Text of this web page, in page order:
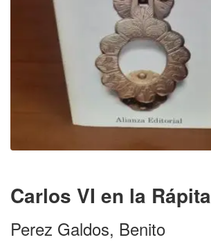
Carlos VI en la Rápita
Perez Galdos, Benito